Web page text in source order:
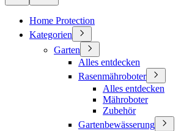
Home Protection
Kategorien
Garten
Alles entdecken
Rasenmähroboter
Alles entdecken
Mähroboter
Zubehör
Gartenbewässerung